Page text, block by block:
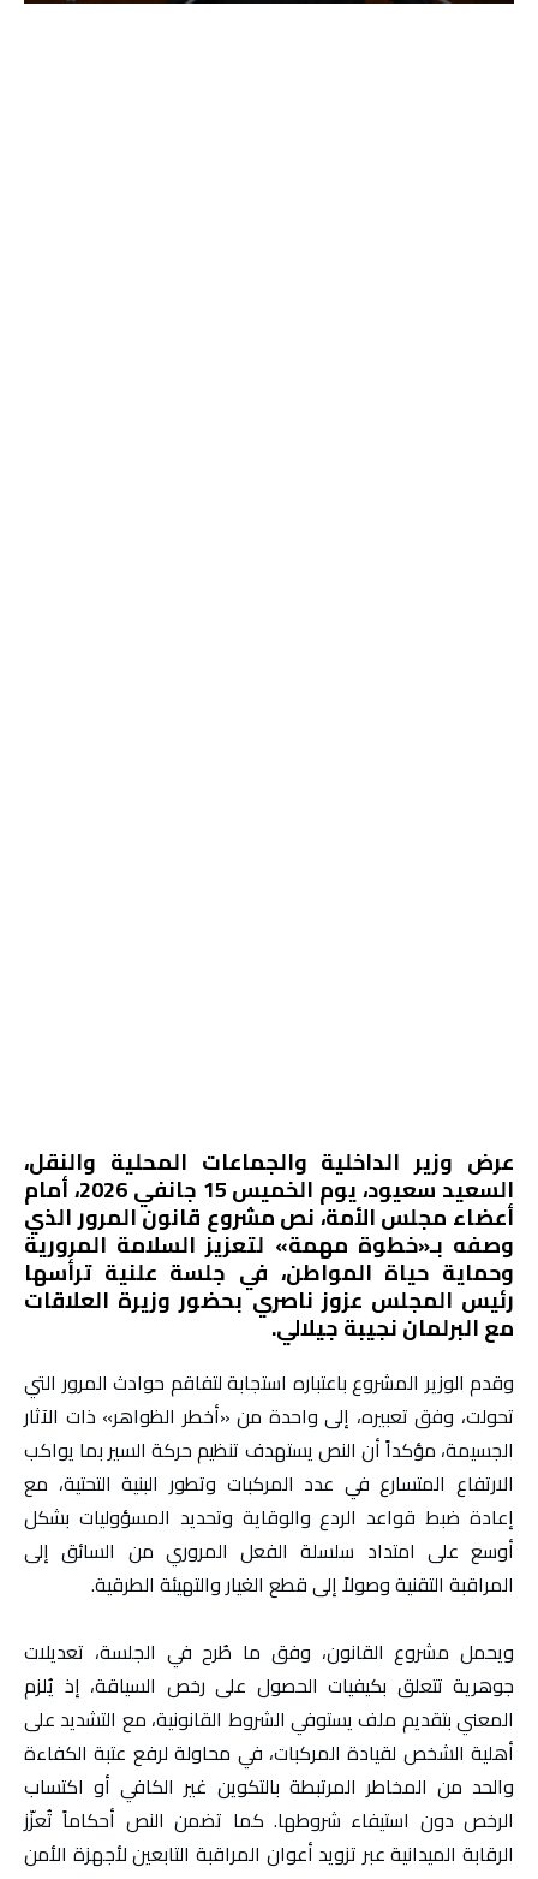
عرض وزير الداخلية والجماعات المحلية والنقل،
السعيد سعيود، يوم الخميس 15 جانفي 2026، أمام
أعضاء مجلس الأمة، نص مشروع قانون المرور الذي
وصفه بـ«خطوة مهمة» لتعزيز السلامة المرورية
وحماية حياة المواطن، في جلسة علنية ترأسها
رئيس المجلس عزوز ناصري بحضور وزيرة العلاقات
مع البرلمان نجيبة جيلالي.
وقدم الوزير المشروع باعتباره استجابة لتفاقم حوادث المرور التي
تحولت، وفق تعبيره، إلى واحدة من «أخطر الظواهر» ذات الآثار
الجسيمة، مؤكداً أن النص يستهدف تنظيم حركة السير بما يواكب
الارتفاع المتسارع في عدد المركبات وتطور البنية التحتية، مع
إعادة ضبط قواعد الردع والوقاية وتحديد المسؤوليات بشكل
أوسع على امتداد سلسلة الفعل المروري من السائق إلى
المراقبة التقنية وصولاً إلى قطع الغيار والتهيئة الطرقية.
ويحمل مشروع القانون، وفق ما طُرح في الجلسة، تعديلات
جوهرية تتعلق بكيفيات الحصول على رخص السياقة، إذ يُلزم
المعني بتقديم ملف يستوفي الشروط القانونية، مع التشديد على
أهلية الشخص لقيادة المركبات، في محاولة لرفع عتبة الكفاءة
والحد من المخاطر المرتبطة بالتكوين غير الكافي أو اكتساب
الرخص دون استيفاء شروطها. كما تضمن النص أحكاماً تُعزّز
الرقابة الميدانية عبر تزويد أعوان المراقبة التابعين لأجهزة الأمن